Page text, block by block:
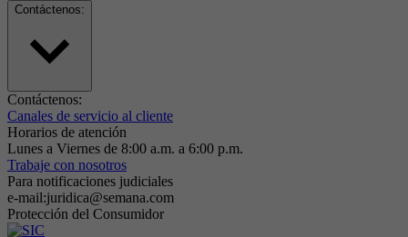
Contáctenos:
Contáctenos:
Canales de servicio al cliente
Horarios de atención
Lunes a Viernes de 8:00 a.m. a 6:00 p.m.
Trabaje con nosotros
Para notificaciones judiciales
e-mail:juridica@semana.com
Protección del Consumidor